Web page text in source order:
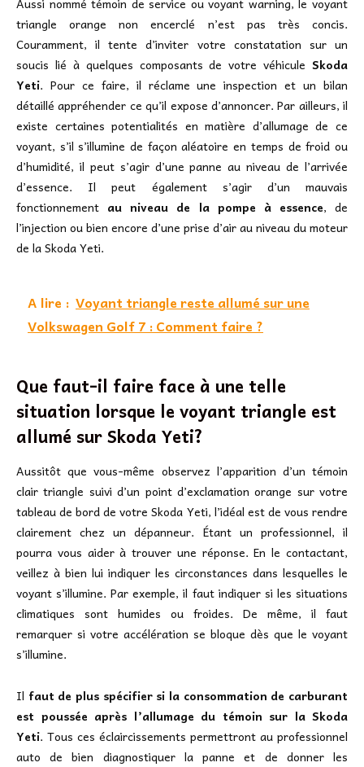
triangle orange non encerclé n’est pas très concis.
Couramment, il tente d’inviter votre constatation sur un
soucis lié à quelques composants de votre véhicule Skoda
Yeti. Pour ce faire, il réclame une inspection et un bilan
détaillé appréhender ce qu’il expose d’annoncer. Par ailleurs, il
existe certaines potentialités en matière d’allumage de ce
voyant, s’il s’illumine de façon aléatoire en temps de froid ou
d’humidité, il peut s’agir d’une panne au niveau de l’arrivée
d’essence. Il peut également s’agir d’un mauvais
fonctionnement au niveau de la pompe à essence, de
l’injection ou bien encore d’une prise d’air au niveau du moteur
de la Skoda Yeti.
A lire : Voyant triangle reste allumé sur une
Volkswagen Golf 7 : Comment faire ?
Que faut-il faire face à une telle
situation lorsque le voyant triangle est
allumé sur Skoda Yeti?
Aussitôt que vous-même observez l’apparition d’un témoin
clair triangle suivi d’un point d’exclamation orange sur votre
tableau de bord de votre Skoda Yeti, l’idéal est de vous rendre
clairement chez un dépanneur. Étant un professionnel, il
pourra vous aider à trouver une réponse. En le contactant,
veillez à bien lui indiquer les circonstances dans lesquelles le
voyant s’illumine. Par exemple, il faut indiquer si les situations
climatiques sont humides ou froides. De même, il faut
remarquer si votre accélération se bloque dès que le voyant
s’illumine.
Il faut de plus spécifier si la consommation de carburant
est poussée après l’allumage du témoin sur la Skoda
Yeti. Tous ces éclaircissements permettront au professionnel
auto de bien diagnostiquer la panne et de donner les